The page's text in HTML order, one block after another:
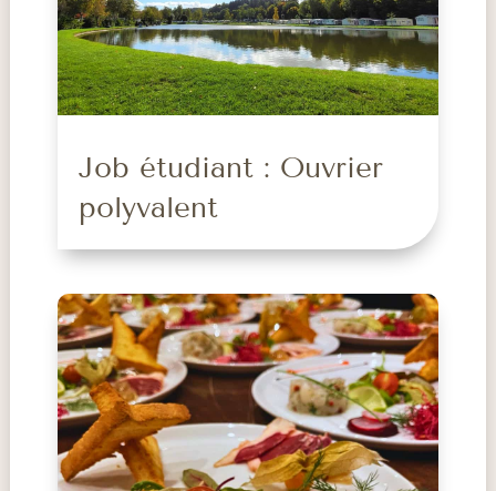
Job étudiant : Ouvrier
polyvalent